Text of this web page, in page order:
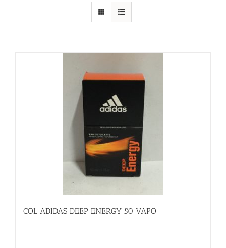
COL ADIDAS DEEP ENERGY 50 VAPO